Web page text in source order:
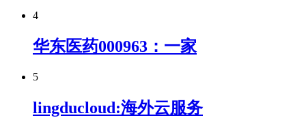
4
华东医药000963：一家
5
lingducloud:海外云服务